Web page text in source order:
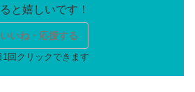
いいね・応援する